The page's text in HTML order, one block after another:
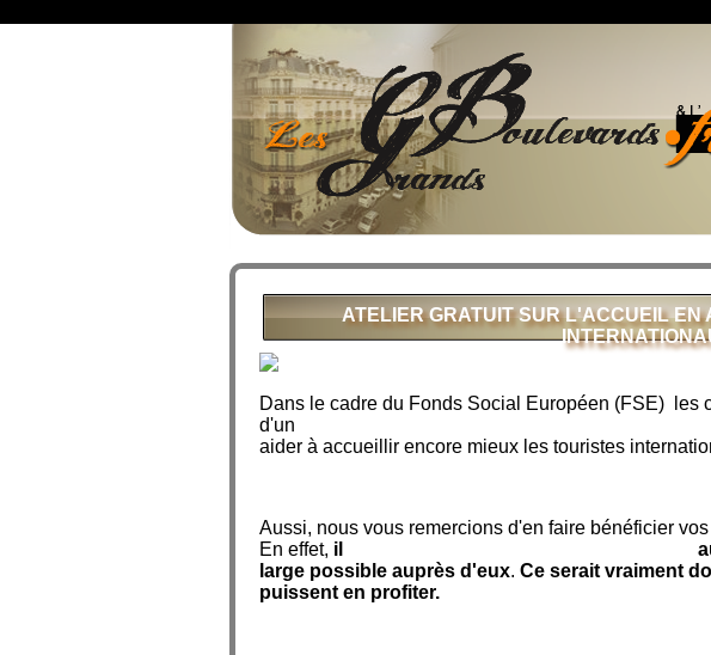
ATELIER GRATUIT SUR L'ACCUEIL EN
Dans le cadre du Fonds Social Européen (FSE) les
d'un
aider à accueillir encore mieux les touristes
Aussi, nous vous remercions d'en faire bénéficier
En effet, il
large possible auprès d'eux. Ce serait vraiment
puissent en profiter.